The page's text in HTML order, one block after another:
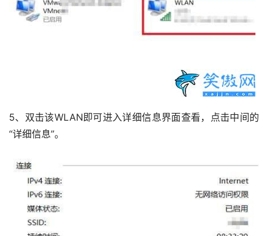
5、双击该WLAN即可进入详细信息界面查看，点击中间的
“详细信息”。